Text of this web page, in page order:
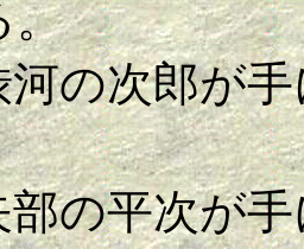
。
次郎が手
平次が手